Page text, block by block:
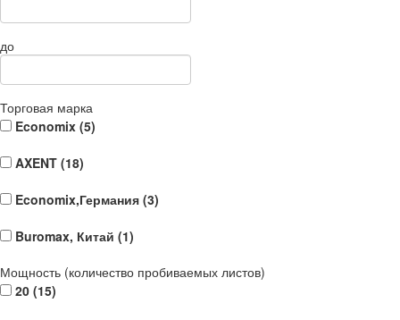
до
Торговая марка
Economix (5)
AXENT (18)
Economix,Германия (3)
Buromax, Китай (1)
Мощность (количество пробиваемых листов)
20 (15)